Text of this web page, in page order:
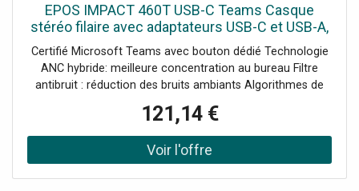
EPOS IMPACT 460T USB-C Teams Casque
stéréo filaire avec adaptateurs USB-C et USB-A,
technologie ANC hybride et certification
Microsoft Teams pour des
Certifié Microsoft Teams avec bouton dédié Technologie
ANC hybride: meilleure concentration au bureau Filtre
antibruit : réduction des bruits ambiants Algorithmes de
adaptateur USB-A : connexion pour PC et appareils
mobiles USB-C Conception légère avec arceau rembourré
et coussinets souples Voyant LED Busylight et
121,14 €